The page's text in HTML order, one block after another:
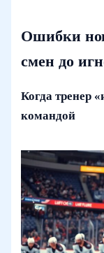
Ошибки
смен до
Когда тренер
командой